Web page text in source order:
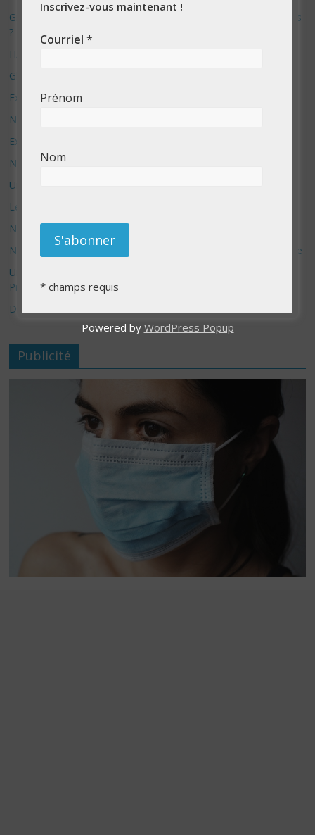
Grok 2 : L’IA d’Elon Musk, la porte ouverte aux fausses nouvelles
?
HX-2: L’ultime révolution ou le début de la fin ?
Glaze – le système anti IA
Exploration No Code avec Bolt.new
Nouvelle aventure sur YouTube
Exposition Photo – Nouvelle campagne de financement
Nouveau site e-commerce sur Etsy
Un nouveau site Shopify de lancé : Formuler store
Les boitiers Formuler Z10 pro max sont arrivés !!
Nouveau site web – Amadova – nouvelle cliente
Nouveau service de prise de photo de produit pour e-commerce
Un nouveau type de produit par BiMoo en vente sur Best Buy
Price
Démantèlement d’amazon – une bonne idée
Publicité
Inscrivez-vous maintenant !
Courriel *
Prénom
Nom
* champs requis
Powered by WordPress Popup